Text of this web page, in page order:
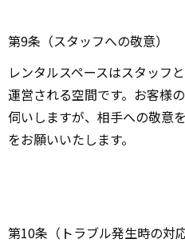
第9条（スタッフへの敬意）
レンタルスペースはスタッフ
運営される空間です。お客様
伺いしますが、相手への敬意
をお願いいたします。
第10条（トラブル発生時の対応